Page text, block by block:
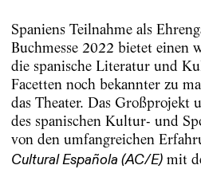
Spaniens Teilnahme als
Buchmesse 2022 bietet einen
die spanische Literatur und
Facetten noch bekannter zu
das Theater. Das Großprojekt
des spanischen Kultur- und
von den umfangreichen
Cultural Española (AC/E)mit